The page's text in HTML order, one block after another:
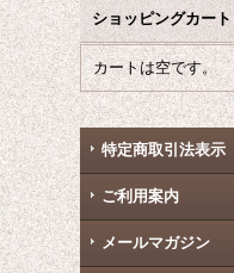
ショッピングカート
カートは空です。
特定商取引法表示
ご利用案内
メールマガジン